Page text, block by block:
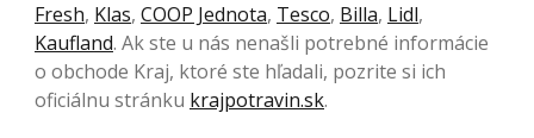
Fresh, Klas, COOP Jednota, Tesco, Billa, Lidl,
Kaufland. Ak ste u nás nenašli potrebné informácie
o obchode Kraj, ktoré ste hľadali, pozrite si ich
oficiálnu stránku krajpotravin.sk.